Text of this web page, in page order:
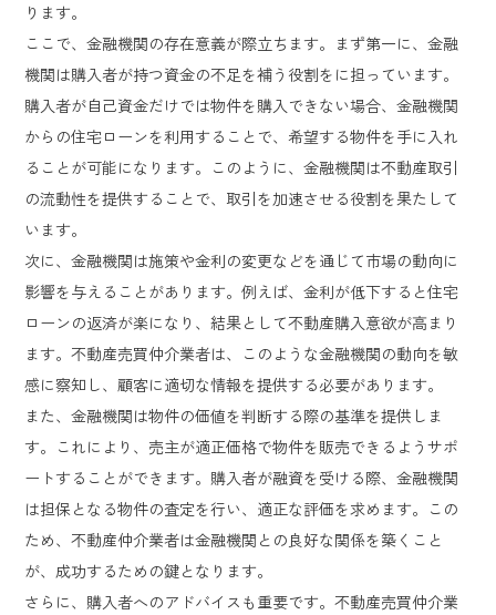
ります。
ここで、金融機関の存在意義が際立ちます。まず第一に、金融
機関は購入者が持つ資金の不足を補う役割をに担っています。
購入者が自己資金だけでは物件を購入できない場合、金融機関
からの住宅ローンを利用することで、希望する物件を手に入れ
ることが可能になります。このように、金融機関は不動産取引
の流動性を提供することで、取引を加速させる役割を果たして
います。
次に、金融機関は施策や金利の変更などを通じて市場の動向に
影響を与えることがあります。例えば、金利が低下すると住宅
ローンの返済が楽になり、結果として不動産購入意欲が高まり
ます。不動産売買仲介業者は、このような金融機関の動向を敏
感に察知し、顧客に適切な情報を提供する必要があります。
また、金融機関は物件の価値を判断する際の基準を提供しま
す。これにより、売主が適正価格で物件を販売できるようサポ
ートすることができます。購入者が融資を受ける際、金融機関
は担保となる物件の査定を行い、適正な評価を求めます。この
ため、不動産仲介業者は金融機関との良好な関係を築くこと
が、成功するための鍵となります。
さらに、購入者へのアドバイスも重要です。不動産売買仲介業